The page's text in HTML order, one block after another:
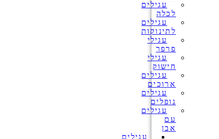
עגילים
לכלה
עגילים
לתינוקות
עגילי
פרפר
עגילי
חישוק
עגילים
ארוכים
עגילים
נופלים
עגילים
עם
אבן
עגילים